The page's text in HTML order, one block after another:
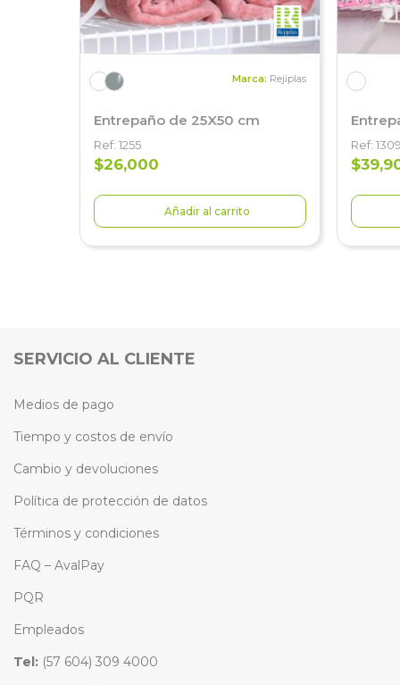
Marca: Rejiplas
Entrepaño de 25X50 cm
Ref: 1255
$26,000
Añadir al carrito
Ref:
SERVICIO AL CLIENTE
Medios de pago
Tiempo y costos de envío
Cambio y devoluciones
Política de protección de datos
Términos y condiciones
FAQ – AvalPay
PQR
Empleados
Tel: (57 604) 309 4000